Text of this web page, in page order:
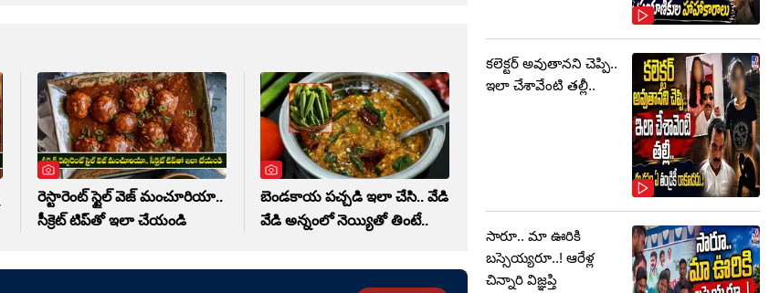
రెస్టారెంట్ స్టైల్ వెజ్ మంచూరియా..
సీక్రెట్ టిప్‌తో ఇలా చేయండి
బెండకాయ పచ్చడి ఇలా చేసి.. వేడి
వేడి అన్నంలో నెయ్యితో తింటే..
కలెక్టర్‌ అవుతానని చెప్పి..
ఇలా చేశావేంటి తల్లీ..
సారూ.. మా ఊరికి
బస్సెయ్యరూ..! ఆరేళ్ల
చిన్నారి విజ్ఞప్తి